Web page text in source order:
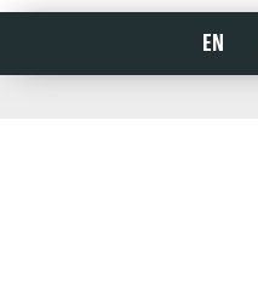
EN